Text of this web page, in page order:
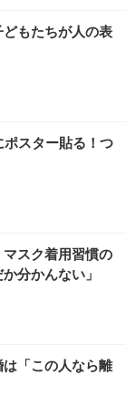
もたちが人の表
スター貼る！つ
スク着用習慣の
分かんない」
「この人なら離